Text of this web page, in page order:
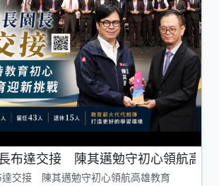
布達交接 陳其邁勉守初心領航高雄
達交接 陳其邁勉守初心領航高雄教育